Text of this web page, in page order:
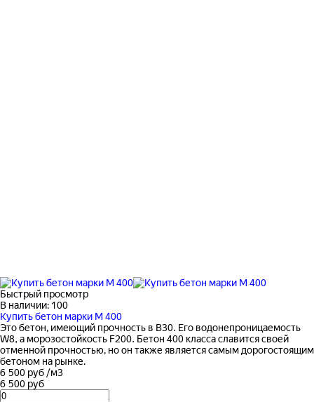
Быстрый просмотр
В наличии: 100
Купить бетон марки М 400
Это бетон, имеющий прочность в B30. Его водонепроницаемость
W8, а морозостойкость F200. Бетон 400 класса славится своей
отменной прочностью, но он также является самым дорогостоящим
бетоном на рынке.
6 500 руб /м3
6 500 руб